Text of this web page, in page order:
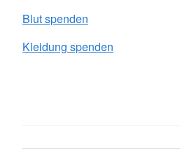
Blut spenden
Kleidung spenden